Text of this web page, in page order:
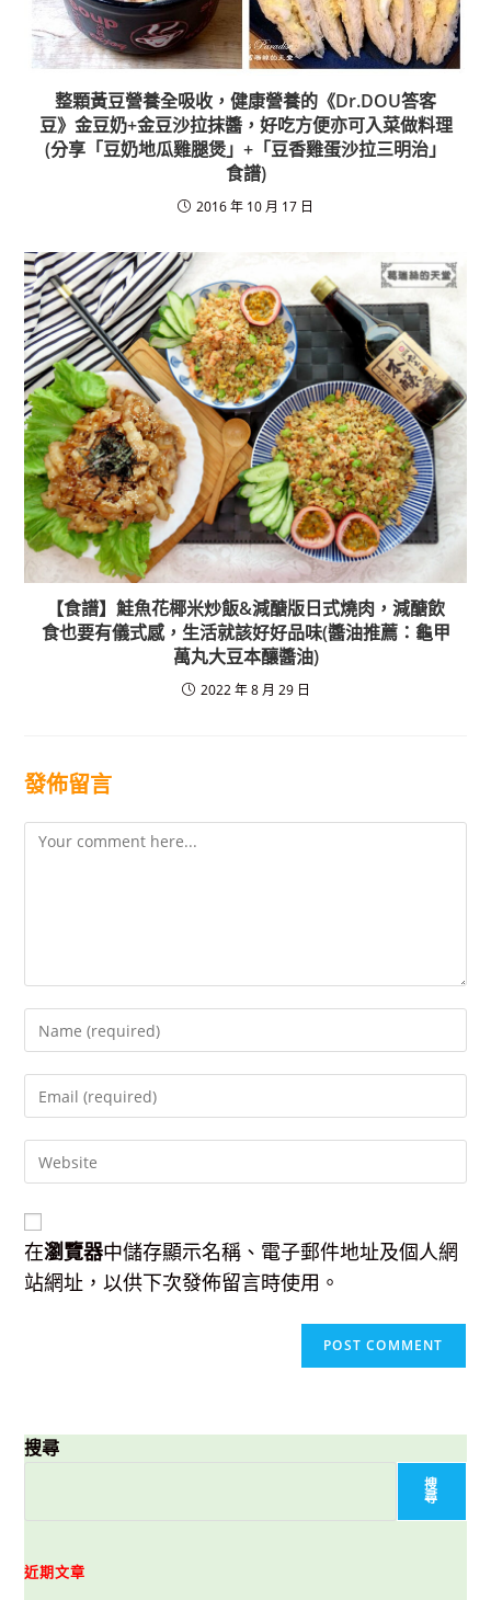
整顆黃豆營養全吸收，健康營養的《Dr.DOU答客
豆》金豆奶+金豆沙拉抹醬，好吃方便亦可入菜做料理
(分享「豆奶地瓜雞腿煲」+「豆香雞蛋沙拉三明治」
食譜)
2016 年 10 月 17 日
【食譜】鮭魚花椰米炒飯&減醣版日式燒肉，減醣飲
食也要有儀式感，生活就該好好品味(醬油推薦：龜甲
萬丸大豆本釀醬油)
2022 年 8 月 29 日
發佈留言
Comment
your
username
to
comment
your
address
toyour
(optional)
在瀏覽器中儲存顯示名稱、電子郵件地址及個人網
站網址，以供下次發佈留言時使用。
搜尋
搜
尋
近期文章